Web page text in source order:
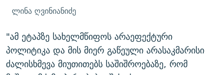
ლინა ღვინიანიძე
"ამ ეტაპზე სახელმწიფოს არაეფექტური
პოლიტიკა და მის მიერ გაწეული არასაკმარისი
ძალისხმევა მიუთითებს საშიშროებაზე, რომ